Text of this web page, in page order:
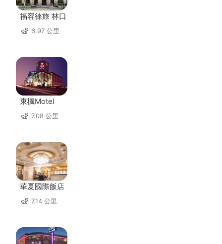
福容徠旅 林口
6.97 公里
東楓Motel
7.08 公里
華夏國際飯店
7.14 公里